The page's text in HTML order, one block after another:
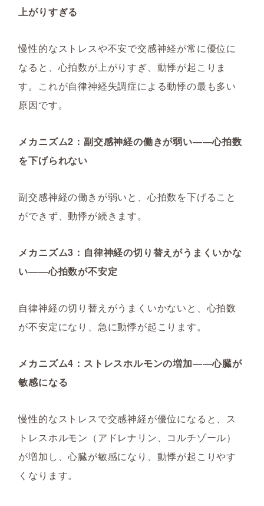
上がりすぎる
慢性的なストレスや不安で交感神経が常に優位に
なると、心拍数が上がりすぎ、動悸が起こりま
す。これが自律神経失調症による動悸の最も多い
原因です。
メカニズム2：副交感神経の働きが弱い――心拍数
を下げられない
副交感神経の働きが弱いと、心拍数を下げること
ができず、動悸が続きます。
メカニズム3：自律神経の切り替えがうまくいかな
い――心拍数が不安定
自律神経の切り替えがうまくいかないと、心拍数
が不安定になり、急に動悸が起こります。
メカニズム4：ストレスホルモンの増加――心臓が
敏感になる
慢性的なストレスで交感神経が優位になると、ス
トレスホルモン（アドレナリン、コルチゾール）
が増加し、心臓が敏感になり、動悸が起こりやす
くなります。